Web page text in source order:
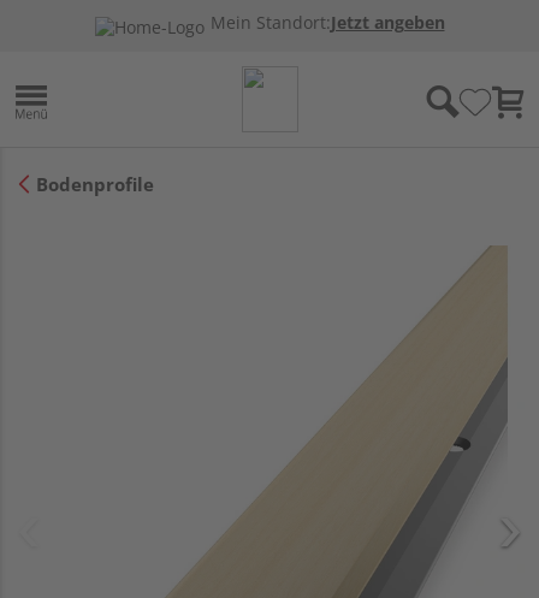
Mein Standort:Jetzt angeben
Bodenprofile